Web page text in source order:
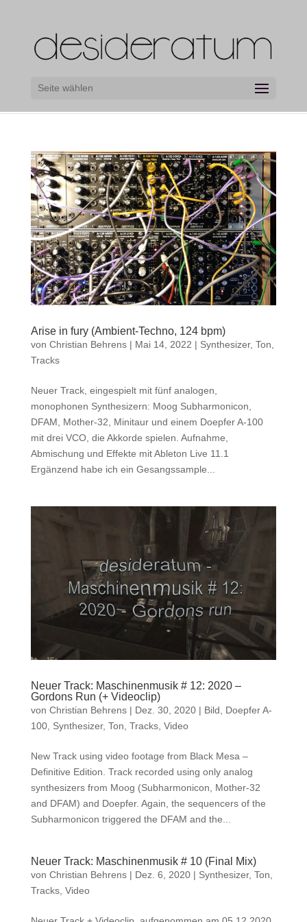
Seite wählen
Arise in fury (Ambient-Techno, 124 bpm)
von Christian Behrens| Mai 14, 2022 | Synthesizer, Ton
Tracks
Neuer Track, eingespielt mit fünf analogen,
monophonen Synthesizern: Moog Subharmonicon,
DFAM, Mother-32, Minitaur und einem Doepfer A-100
mit drei VCO, die Akkorde spielen. Aufnahme,
Abmischung und Effekte mit Ableton Live 11.1
Ergänzend habe ich ein Gesangssample...
Neuer Track: Maschinenmusik # 12: 2020 –
Gordons Run (+ Videoclip)
von Christian Behrens| Dez. 30, 2020| Bild
Doepfer A-
100, Synthesizer, Ton Tracks, Video
New Track using video footage from Black Mesa –
Definitive Edition. Track recorded using only analog
synthesizers from Moog (Subharmonicon, Mother-32
and DFAM) and Doepfer. Again, the sequencers of the
Subharmonicon triggered the DFAM and the...
Neuer Track: Maschinenmusik # 10 (Final Mix)
von Christian Behrens| Dez. 6, 2020| Synthesizer, Ton
Tracks, Video